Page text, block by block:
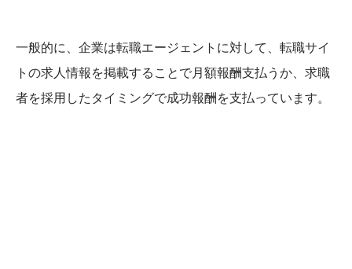
一般的に、企業は転職エージェントに対して、転職サイ
トの求人情報を掲載することで月額報酬支払うか、求職
者を採用したタイミングで成功報酬を支払っています。